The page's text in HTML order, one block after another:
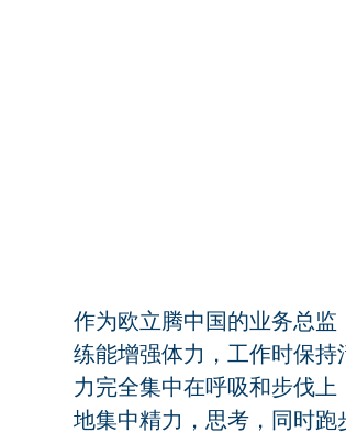
作为欧立腾中国的业务总监
练能增强体力，工作时保
力完全集中在呼吸和步伐
地集中精力，思考，同时